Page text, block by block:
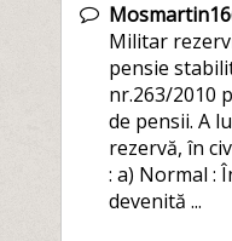
Militar
pensie
nr.263/2010
de pensii. A
rezervă, în
: a) Normal :
devenită ...